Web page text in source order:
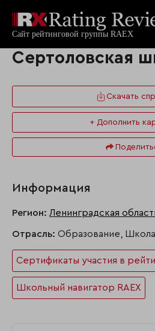
Сертоловская
Скачать
+ Дополнить
Информация
Регион: Ленинградская
Отрасль: Образование, Школа
Сертификаты участия в
Школьный навигатор RAEX